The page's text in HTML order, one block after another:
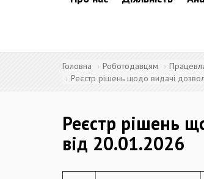
Головна Роботодавцям
Реєстр рішень щодо видачі
Реєстр рішень
від 20.01.2026